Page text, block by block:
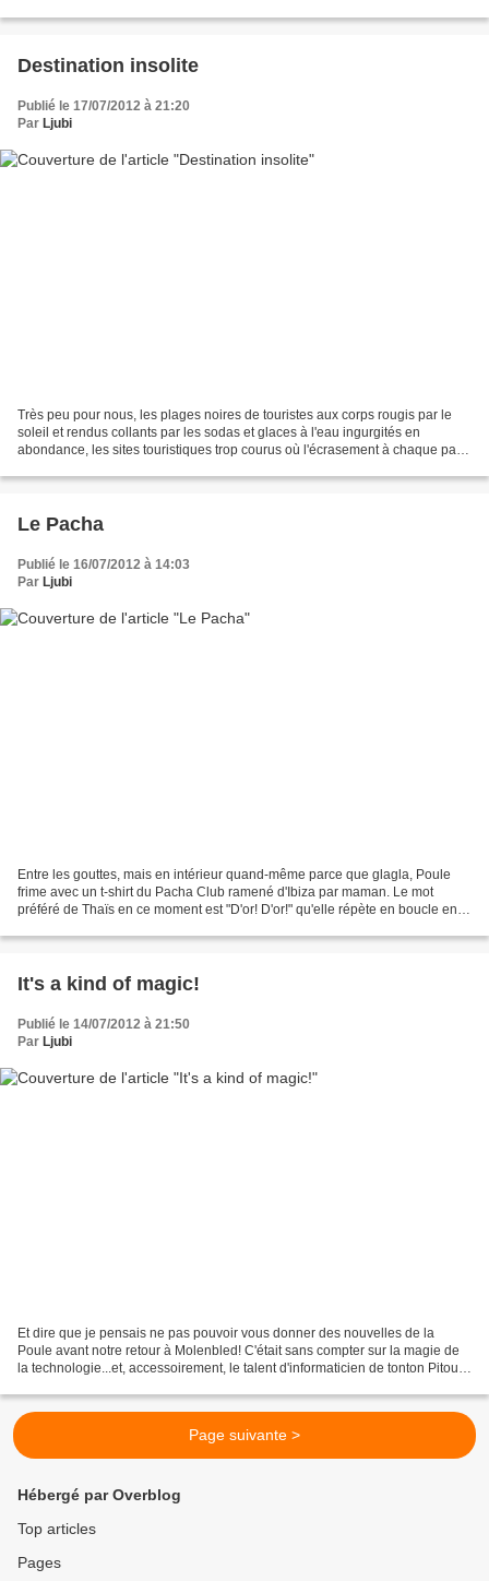
Destination insolite
Publié le 17/07/2012 à 21:20
Par Ljubi
Très peu pour nous, les plages noires de touristes aux corps rougis par le
soleil et rendus collants par les sodas et glaces à l'eau ingurgités en
abondance, les sites touristiques trop courus où l'écrasement à chaque pas
Le Pacha
Publié le 16/07/2012 à 14:03
Par Ljubi
Entre les gouttes, mais en intérieur quand-même parce que glagla, Poule
frime avec un t-shirt du Pacha Club ramené d'Ibiza par maman. Le mot
préféré de Thaïs en ce moment est "D'or! D'or!" qu'elle répète en boucle en
It's a kind of magic!
Publié le 14/07/2012 à 21:50
Par Ljubi
Et dire que je pensais ne pas pouvoir vous donner des nouvelles de la
Poule avant notre retour à Molenbled! C'était sans compter sur la magie de
la technologie...et, accessoirement, le talent d'informaticien de tonton Pitou
Page suivante >
Hébergé par Overblog
Top articles
Pages